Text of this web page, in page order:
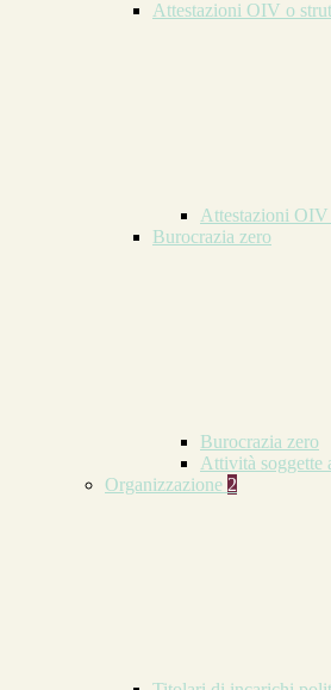
Attestazioni OIV o
Attestazioni OIV
Burocrazia zero
Burocrazia zero
Attività soggette
Organizzazione 2